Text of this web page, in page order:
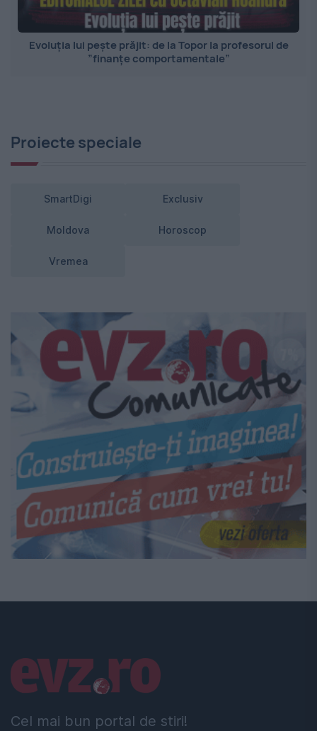
Evoluția lui pește prăjit: de la Topor la profesorul de
”finanțe comportamentale”
Proiecte speciale
SmartDigi Exclusiv
Moldova Horoscop
Vremea
Cel mai bun portal de stiri!
Linkuri utile